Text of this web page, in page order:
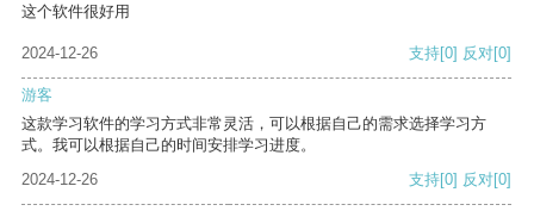
这个软件很好用
2024-12-26 支持[0] 反对[0]
游客
这款学习软件的学习方式非常灵活，可以根据自己的需求选择学习方
式。我可以根据自己的时间安排学习进度。
2024-12-26
支持[0] 反对[0]